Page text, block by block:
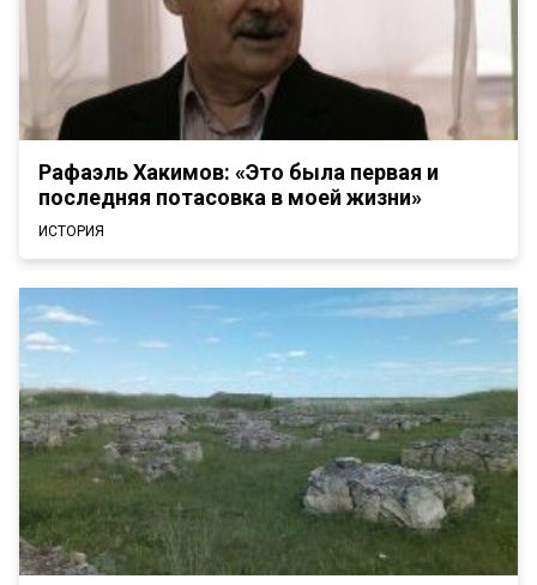
Рафаэль Хакимов: «Это была первая и
последняя потасовка в моей жизни»
ИСТОРИЯ